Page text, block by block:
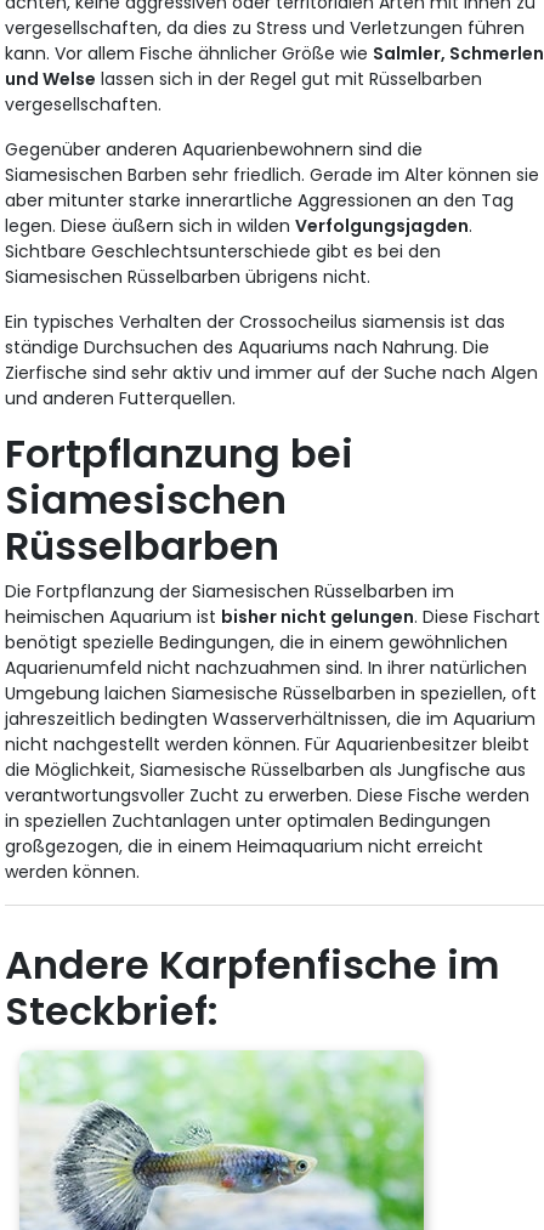
vergesellschaften, da dies zu Stress und Verletzungen führen
kann. Vor allem Fische ähnlicher Größe wie Salmler, Schmerlen
und Welse lassen sich in der Regel gut mit Rüsselbarben
vergesellschaften.
Gegenüber anderen Aquarienbewohnern sind die
Siamesischen Barben sehr friedlich. Gerade im Alter können sie
aber mitunter starke innerartliche Aggressionen an den Tag
legen. Diese äußern sich in wildenVerfolgungsjagden.
Sichtbare Geschlechtsunterschiede gibt es bei den
Siamesischen Rüsselbarben übrigens nicht.
Ein typisches Verhalten der Crossocheilus siamensis ist das
ständige Durchsuchen des Aquariums nach Nahrung. Die
Zierfische sind sehr aktiv und immer auf der Suche nach Algen
und anderen Futterquellen.
Fortpflanzung bei
Siamesischen
Rüsselbarben
Die Fortpflanzung der Siamesischen Rüsselbarben im
heimischen Aquarium ist bisher nicht gelungen. Diese Fischart
benötigt spezielle Bedingungen, die in einem gewöhnlichen
Aquarienumfeld nicht nachzuahmen sind. In ihrer natürlichen
Umgebung laichen Siamesische Rüsselbarben in speziellen, oft
jahreszeitlich bedingten Wasserverhältnissen, die im Aquarium
nicht nachgestellt werden können. Für Aquarienbesitzer bleibt
die Möglichkeit, Siamesische Rüsselbarben als Jungfische aus
verantwortungsvoller Zucht zu erwerben. Diese Fische werden
in speziellen Zuchtanlagen unter optimalen Bedingungen
großgezogen, die in einem Heimaquarium nicht erreicht
werden können.
Andere Karpfenfische im
Steckbrief: